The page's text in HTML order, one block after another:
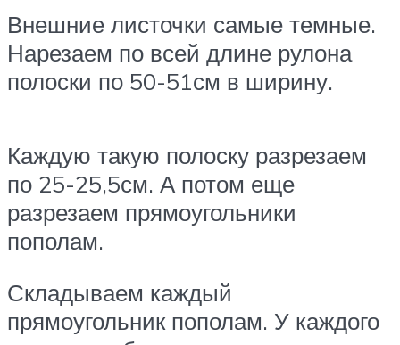
Внешние листочки самые темные.
Нарезаем по всей длине рулона
полоски по 50-51см в ширину.
Каждую такую полоску разрезаем
по 25-25,5см. А потом еще
разрезаем прямоугольники
пополам.
Складываем каждый
прямоугольник пополам. У каждого